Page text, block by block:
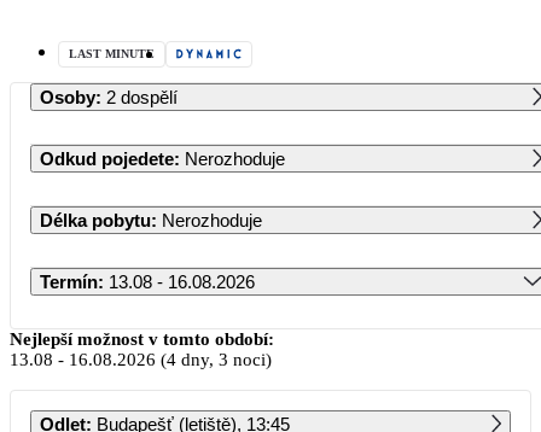
LAST MINUTE
Osoby: 2 dospělí
Odkud pojedete: Nerozhoduje
Délka pobytu: Nerozhoduje
Termín: 13.08 - 16.08.2026
Srpen 2026
PO ÚT ST ČT PÁ SO NE
Nejlepší možnost v tomto období:
13.08 - 16.08.2026 (4 dny, 3 noci)
Odlet: Budapešť (letiště), 13:45